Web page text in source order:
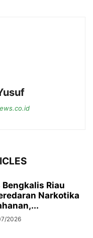
Riau
Narkotika
2026